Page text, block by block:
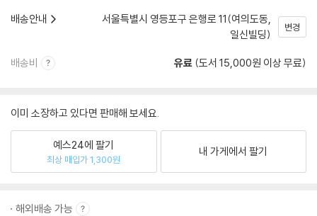
배송안내
서울특별시 영등포구 은행로 11(여의도동,
일신빌딩)
변경
배송비 유료 (도서 15,000원 이상 무료)
이미 소장하고 있다면 판매해 보세요.
예스24에 팔기
최상 매입가 1,300원
내 가게에서 팔기
해외배송 가능